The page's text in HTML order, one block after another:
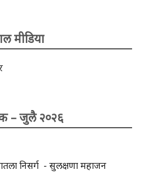
मीडिया
– जुलै २०२६
निसर्ग - सुलक्षणा महाजन